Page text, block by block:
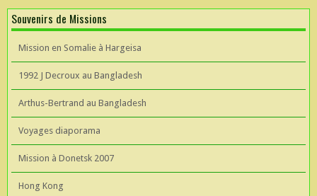
Souvenirs de Missions
Mission en Somalie à Hargeisa
1992 J Decroux au Bangladesh
Arthus-Bertrand au Bangladesh
Voyages diaporama
Mission à Donetsk 2007
Hong Kong